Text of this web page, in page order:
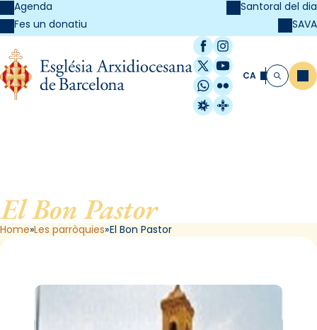
Agenda
Fes un donatiu
Santoral del dia
SAVA
Facebook
Instagram
X / Twitter
YouTube
WhatsApp
Flickr
Radio Estel
Catalunya
CA Cerca
El Bon Pastor, de Barcelona
Home Les parròquies El Bon Pastor